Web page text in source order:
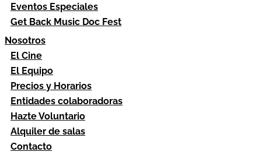
Eventos Especiales
Get Back Music Doc Fest
Nosotros
El Cine
El Equipo
Precios y Horarios
Entidades colaboradoras
Hazte Voluntario
Alquiler de salas
Contacto